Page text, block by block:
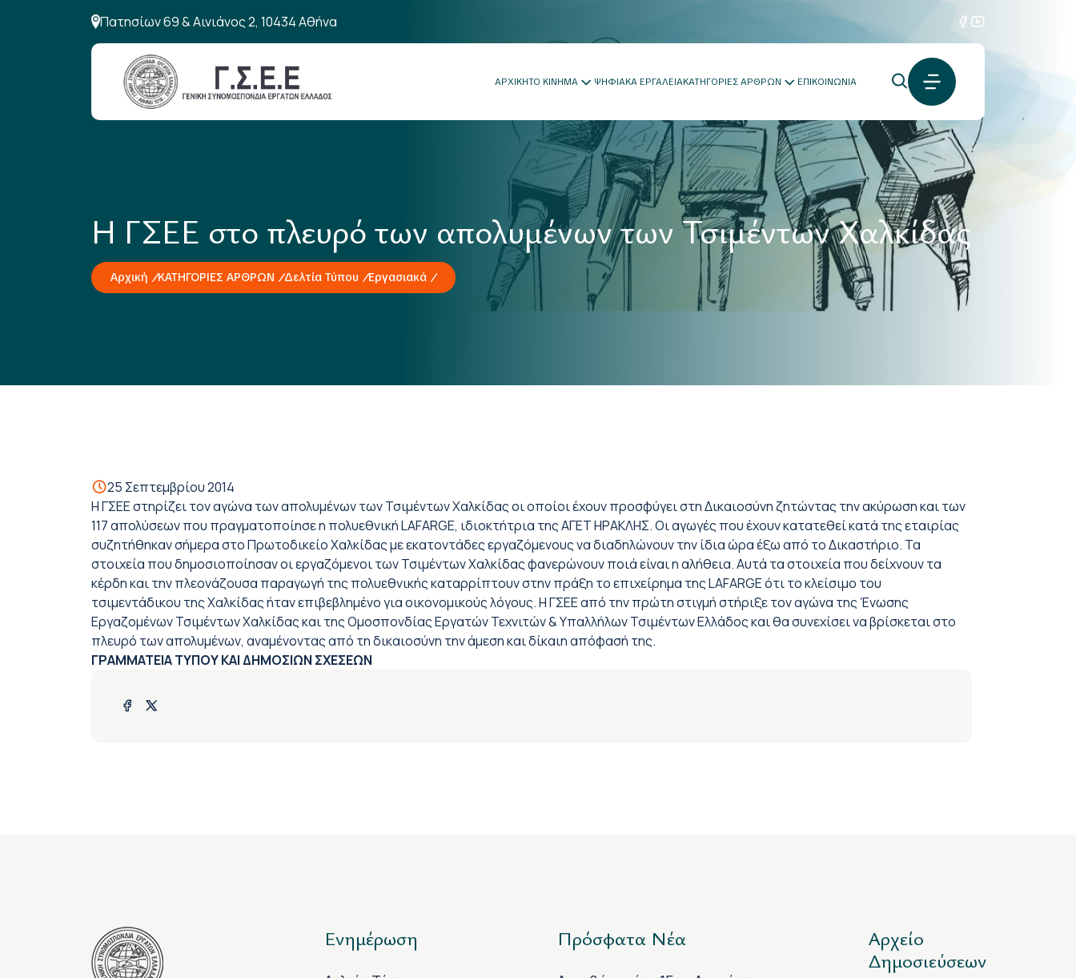
Πατησίων 69 & Αινιάνος 2, 10434 Αθήνα
ΑΡΧΙΚΗΤΟ ΚΙΝΗΜΑ ΨΗΦΙΑΚΑ ΕΡΓΑΛΕΙΑΚΑΤΗΓΟΡΙΕΣ ΑΡΘΡΩΝ ΕΠΙΚΟΙΝΩΝΙΑ
H ΓΣΕΕ στο πλευρό των απολυμένων των Τσιμέντων Χαλκίδας
Αρχική ΚΑΤΗΓΟΡΙΕΣ ΑΡΘΡΩΝ Δελτία Τύπου Εργασιακά
25 Σεπτεμβρίου 2014
Η ΓΣΕΕ στηρίζει τον αγώνα των απολυμένων των Τσιμέντων Χαλκίδας οι οποίοι έχουν προσφύγει στη Δικαιοσύνη ζητώντας την ακύρωση και των
117 απολύσεων που πραγματοποίησε η πολυεθνική LAFARGE, ιδιοκτήτρια της ΑΓΕΤ ΗΡΑΚΛΗΣ. Οι αγωγές που έχουν κατατεθεί κατά της εταιρίας
συζητήθηκαν σήμερα στο Πρωτοδικείο Χαλκίδας με εκατοντάδες εργαζόμενους να διαδηλώνουν την ίδια ώρα έξω από το Δικαστήριο. Τα
στοιχεία που δημοσιοποίησαν οι εργαζόμενοι των Τσιμέντων Χαλκίδας φανερώνουν ποιά είναι η αλήθεια. Αυτά τα στοιχεία που δείχνουν τα
κέρδη και την πλεονάζουσα παραγωγή της πολυεθνικής καταρρίπτουν στην πράξη το επιχείρημα της LAFARGE ότι το κλείσιμο του
τσιμεντάδικου της Χαλκίδας ήταν επιβεβλημένο για οικονομικούς λόγους. Η ΓΣΕΕ από την πρώτη στιγμή στήριξε τον αγώνα της Ένωσης
Εργαζομένων Τσιμέντων Χαλκίδας και της Ομοσπονδίας Εργατών Τεχνιτών & Υπαλλήλων Τσιμέντων Ελλάδος και θα συνεχίσει να βρίσκεται στο
πλευρό των απολυμένων, αναμένοντας από τη δικαιοσύνη την άμεση και δίκαιη απόφασή της.
ΓΡΑΜΜΑΤΕΙΑ ΤΥΠΟΥ ΚΑΙ ΔΗΜΟΣΙΩΝ ΣΧΕΣΕΩΝ
Ενημέρωση Πρόσφατα Νέα
Αρχείο
Δημοσιεύσεων